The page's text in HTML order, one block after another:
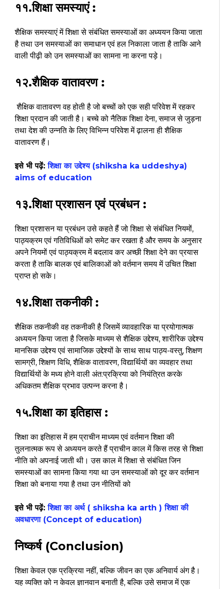
११.शिक्षा समस्याएं :
शैक्षिक समस्याएं में शिक्षा से संबंधित समस्याओं का अध्ययन किया जाता
है तथा उन समस्याओं का समाधान एवं हल निकाला जाता है ताकि आने
वाली पीढ़ी को उन समस्याओं का सामना ना करना पड़े।
१२.शैक्षिक वातावरण :
शैक्षिक वातावरण वह होती है जो बच्चों को एक सही परिवेश में रहकर
शिक्षा प्रदान की जाती है। बच्चे को नैतिक शिक्षा देना, समाज से जुड़ना
तथा देश की उन्नति के लिए विभिन्न परिवेश में ढ़ालना ही शैक्षिक
वातावरण हैं।
इसे भी पढ़ें:शिक्षा का उद्देश्य (shiksha ka uddeshya)
aims of education
१३.शिक्षा प्रशासन एवं प्रबंधन :
शिक्षा प्रशासन या प्रबंधन उसे कहते हैं जो शिक्षा से संबंधित नियमों,
पाठ्यक्रम एवं गतिविधिओं को समेट कर रखता है और समय के अनुसार
अपने नियमों एवं पाठ्यक्रम में बदलाव कर अच्छी शिक्षा देने का प्रयास
करता है ताकि बालक एवं बालिकाओं को वर्तमान समय में उचित शिक्षा
प्राप्त हो सके।
१४.शिक्षा तकनीकी :
शैक्षिक तकनीकी वह तकनीकी है जिसमें व्यावहारिक या प्रयोगात्मक
अध्ययन किया जाता है जिसके माध्यम से शैक्षिक उद्देश्य, शारीरिक उद्देश्य
मानसिक उद्देश्य एवं सामाजिक उद्देश्यों के साथ साथ पाठ्य-वस्तु, शिक्षण
सामग्री, शिक्षण विधि, शैक्षिक वातावरण, विद्यार्थियों का व्यवहार तथा
विद्यार्थियों के मध्य होने वाली अंत:प्रक्रिया को नियंत्रित करके
अधिकतम शैक्षिक प्रभाव उत्पन्न करना है।
१५.शिक्षा का इतिहास :
शिक्षा का इतिहास में हम प्राचीन माध्यम एवं वर्तमान शिक्षा की
तुलनात्मक रूप से अध्ययन करते हैं प्राचीन काल में किस तरह से शिक्षा
नीति को अपनाई जाती थी। उस काल में शिक्षा से संबंधित जिन
समस्याओं का सामना किया गया था उन समस्याओं को दूर कर वर्तमान
शिक्षा को बनाया गया है तथा उन नीतियों को
इसे भी पढ़ें:शिक्षा का अर्थ ( shiksha ka arth ) शिक्षा की
अवधारणा (Concept of education)
निष्कर्ष (Conclusion)
शिक्षा केवल एक प्रक्रिया नहीं, बल्कि जीवन का एक अनिवार्य अंग है।
यह व्यक्ति को न केवल ज्ञानवान बनाती है, बल्कि उसे समाज में एक